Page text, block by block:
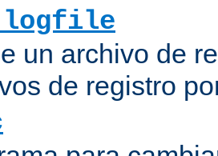
un archivo de
de registro